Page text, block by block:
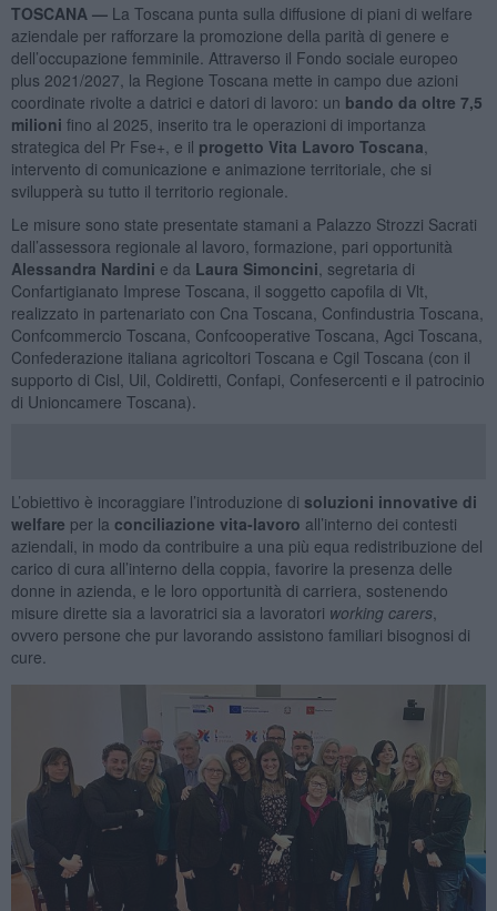
TOSCANA — La Toscana punta sulla diffusione di piani di welfare
aziendale per rafforzare la promozione della parità di genere e
dell’occupazione femminile. Attraverso il Fondo sociale europeo
plus 2021/2027, la Regione Toscana mette in campo due azioni
coordinate rivolte a datrici e datori di lavoro: un bando da oltre 7,5
milioni fino al 2025, inserito tra le operazioni di importanza
strategica del Pr Fse+, e il progetto Vita Lavoro Toscana
intervento di comunicazione e animazione territoriale, che si
svilupperà su tutto il territorio regionale.
Le misure sono state presentate stamani a Palazzo Strozzi Sacrati
dall’assessora regionale al lavoro, formazione, pari opportunità
Alessandra Nardini e da Laura Simoncini , segretaria di
Confartigianato Imprese Toscana, il soggetto capofila di Vlt,
realizzato in partenariato con Cna Toscana, Confindustria Toscana,
Confcommercio Toscana, Confcooperative Toscana, Agci Toscana,
Confederazione italiana agricoltori Toscana e Cgil Toscana (con il
supporto di Cisl, Uil, Coldiretti, Confapi, Confesercenti e il patrocinio
di Unioncamere Toscana).
L’obiettivo è incoraggiare l’introduzione di soluzioni innovative di
welfare per la conciliazione vita-lavoro all’interno dei contesti
aziendali, in modo da contribuire a una più equa redistribuzione del
carico di cura all’interno della coppia, favorire la presenza delle
donne in azienda, e le loro opportunità di carriera, sostenendo
misure dirette sia a lavoratrici sia a lavoratori working carers,
ovvero persone che pur lavorando assistono familiari bisognosi di
cure.